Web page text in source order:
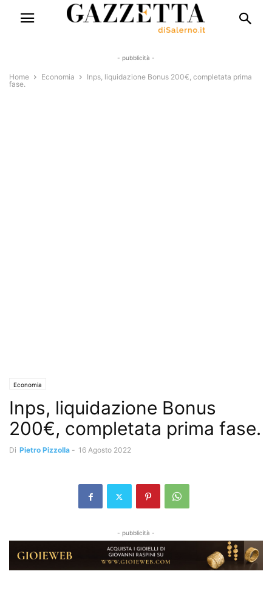
- pubblicità -
Home Economia
Inps, liquidazione Bonus 200€, completata prima
fase.
Economia
Inps, liquidazione Bonus
200€, completata prima fase.
Di Pietro Pizzolla - 16 Agosto 2022
- pubblicità -